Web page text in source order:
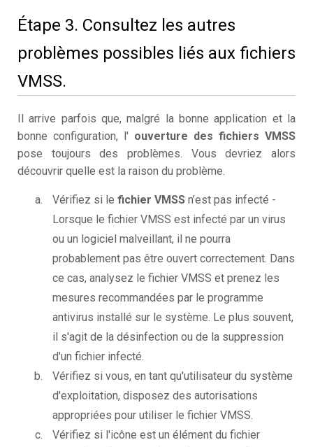
Étape 3. Consultez les autres
problèmes possibles liés aux fichiers
VMSS.
Il arrive parfois que, malgré la bonne application et la
bonne configuration, l' ouverture des fichiers VMSS
pose toujours des problèmes. Vous devriez alors
découvrir quelle est la raison du problème.
Vérifiez si le fichier VMSS n’est pas infecté -
Lorsque le fichier VMSS est infecté par un virus
ou un logiciel malveillant, il ne pourra
probablement pas être ouvert correctement. Dans
ce cas, analysez le fichier VMSS et prenez les
mesures recommandées par le programme
antivirus installé sur le système. Le plus souvent,
il s'agit de la désinfection ou de la suppression
d'un fichier infecté.
Vérifiez si vous, en tant qu'utilisateur du système
d'exploitation, disposez des autorisations
appropriées pour utiliser le fichier VMSS.
Vérifiez si l'icône est un élément du fichier